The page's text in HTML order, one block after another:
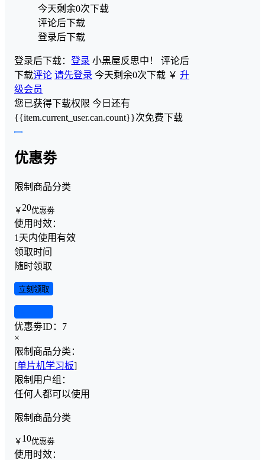
今天剩余0次下载
评论后下载
登录后下载
登录后下载： 登录 小黑屋反思中！ 评论后
下载评论 请先登录 今天剩余0次下载 ￥ 升
级会员
您已获得下载权限 今日还有
{{item.current_user.can.count}}次免费下载
优惠劵
限制商品分类
￥ 20优惠劵
使用时效：
1天内使用有效
领取时间
随时领取
立刻领取
优惠劵ID： 7
×
限制商品分类：
[单片机学习板]
限制用户组：
任何人都可以使用
限制商品分类
￥ 10优惠劵
使用时效：